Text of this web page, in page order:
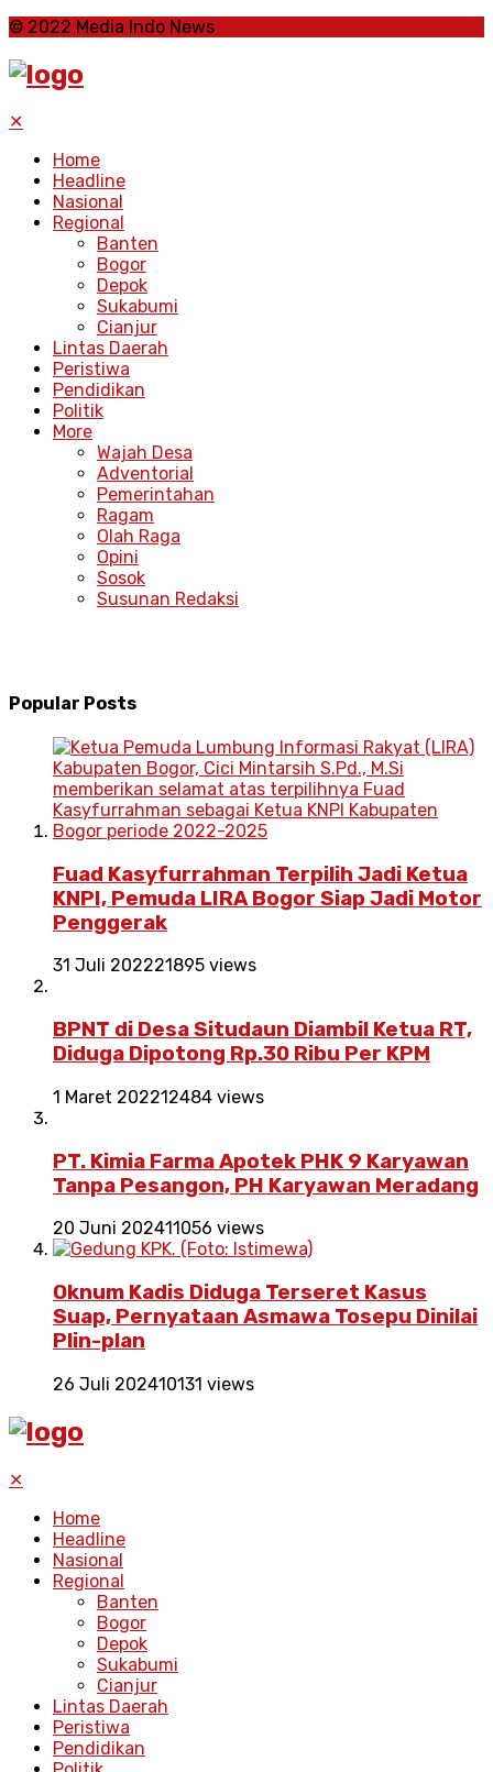
© 2022 Media Indo News
✕
Home
Headline
Nasional
Regional
Banten
Bogor
Depok
Sukabumi
Cianjur
Lintas Daerah
Peristiwa
Pendidikan
Politik
More
Wajah Desa
Adventorial
Pemerintahan
Ragam
Olah Raga
Opini
Sosok
Susunan Redaksi
Popular Posts
Fuad Kasyfurrahman Terpilih Jadi Ketua
KNPI, Pemuda LIRA Bogor Siap Jadi Motor
Penggerak
31 Juli 202221895 views
BPNT di Desa Situdaun Diambil Ketua RT,
Diduga Dipotong Rp.30 Ribu Per KPM
1 Maret 202212484 views
PT. Kimia Farma Apotek PHK 9 Karyawan
Tanpa Pesangon, PH Karyawan Meradang
20 Juni 202411056 views
Oknum Kadis Diduga Terseret Kasus
Suap, Pernyataan Asmawa Tosepu Dinilai
Plin-plan
26 Juli 202410131 views
✕
Home
Headline
Nasional
Regional
Banten
Bogor
Depok
Sukabumi
Cianjur
Lintas Daerah
Peristiwa
Pendidikan